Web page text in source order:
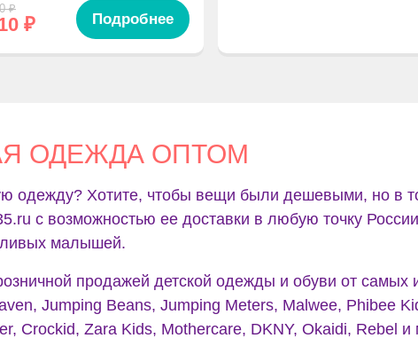
₽
₽ Подробнее
ОДЕЖДА ОПТОМ
одежду? Хотите, чтобы вещи были дешевыми, но в
с возможностью ее доставки в любую точку
малышей.
продажей детской одежды и обуви от самых
Jumping Beans, Jumping Meters, Malwee, Phibee
Crockid, Zara Kids, Mothercare, DKNY, Okaidi, Rebel и